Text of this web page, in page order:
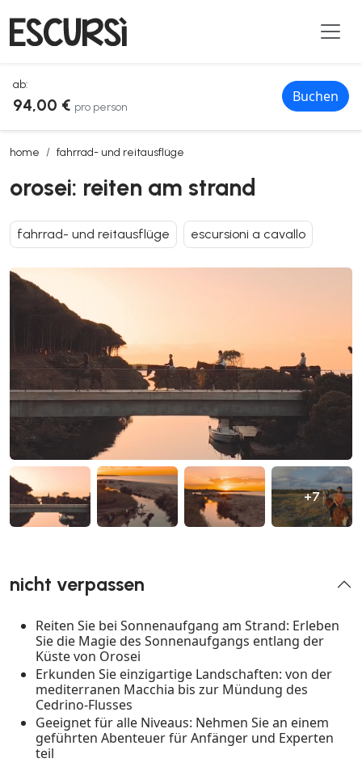
ab:
94,00 € pro person
Buchen
home fahrrad- und reitausflüge
orosei: reiten am strand
orosei: reiten am strand
fahrrad- und reitausflüge escursioni a cavallo
+7
nicht verpassen
Reiten Sie bei Sonnenaufgang am Strand: Erleben
Sie die Magie des Sonnenaufgangs entlang der
Küste von Orosei
Erkunden Sie einzigartige Landschaften: von der
mediterranen Macchia bis zur Mündung des
Cedrino-Flusses
Geeignet für alle Niveaus: Nehmen Sie an einem
geführten Abenteuer für Anfänger und Experten
teil